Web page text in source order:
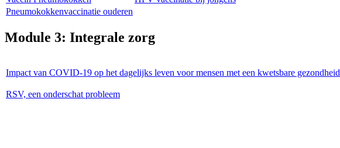
Pneumokokkenvaccinatie ouderen
Module 3: Integrale zorg
Impact van COVID-19 op het dagelijks leven voor mensen met een kwetsbare gezondheid
RSV, een onderschat probleem